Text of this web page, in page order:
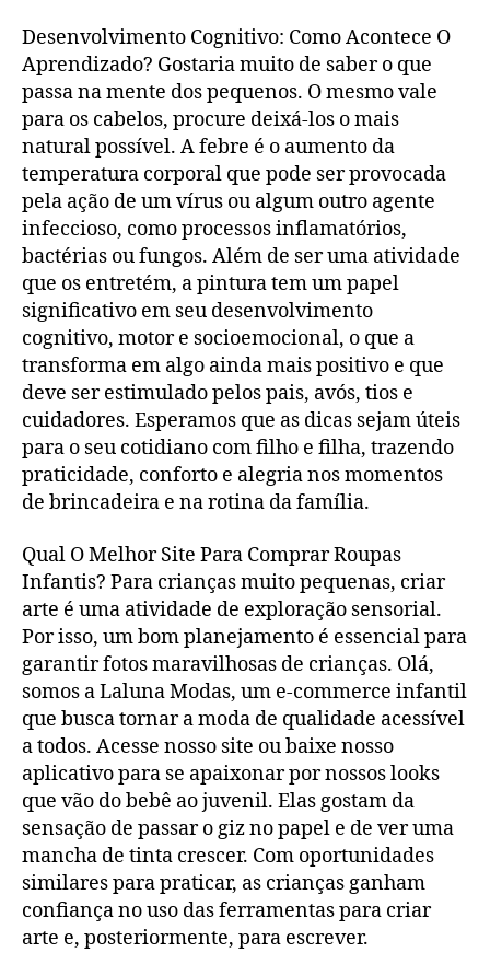
Desenvolvimento Cognitivo: Como Acontece O
Aprendizado? Gostaria muito de saber o que
passa na mente dos pequenos. O mesmo vale
para os cabelos, procure deixá-los o mais
natural possível. A febre é o aumento da
temperatura corporal que pode ser provocada
pela ação de um vírus ou algum outro agente
infeccioso, como processos inflamatórios,
bactérias ou fungos. Além de ser uma atividade
que os entretém, a pintura tem um papel
significativo em seu desenvolvimento
cognitivo, motor e socioemocional, o que a
transforma em algo ainda mais positivo e que
deve ser estimulado pelos pais, avós, tios e
cuidadores. Esperamos que as dicas sejam úteis
para o seu cotidiano com filho e filha, trazendo
praticidade, conforto e alegria nos momentos
de brincadeira e na rotina da família.
Qual O Melhor Site Para Comprar Roupas
Infantis? Para crianças muito pequenas, criar
arte é uma atividade de exploração sensorial.
Por isso, um bom planejamento é essencial para
garantir fotos maravilhosas de crianças. Olá,
somos a Laluna Modas, um e-commerce infantil
que busca tornar a moda de qualidade acessível
a todos. Acesse nosso site ou baixe nosso
aplicativo para se apaixonar por nossos looks
que vão do bebê ao juvenil. Elas gostam da
sensação de passar o giz no papel e de ver uma
mancha de tinta crescer. Com oportunidades
similares para praticar, as crianças ganham
confiança no uso das ferramentas para criar
arte e, posteriormente, para escrever.